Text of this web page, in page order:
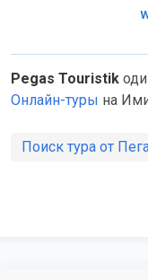
Pegas Touristik
Онлайн-туры на
Поиск тура от